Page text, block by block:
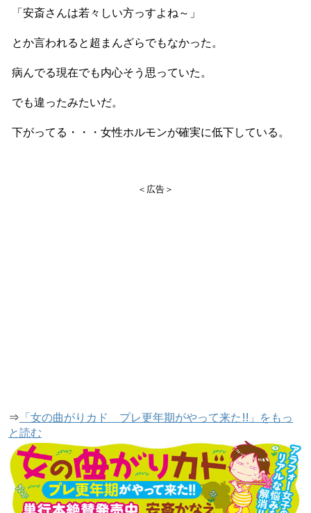
「安斎さんは若々しい方っすよね～」
とか言われると超まんざらでもなかった。
病んでる現在でも内心そう思っていた。
でも違ったみたいだ。
下がってる・・・女性ホルモンが確実に低下している。
＜広告＞
⇒ 「女の曲がりカド プレ更年期がやって来た!!」をもっ
と読む